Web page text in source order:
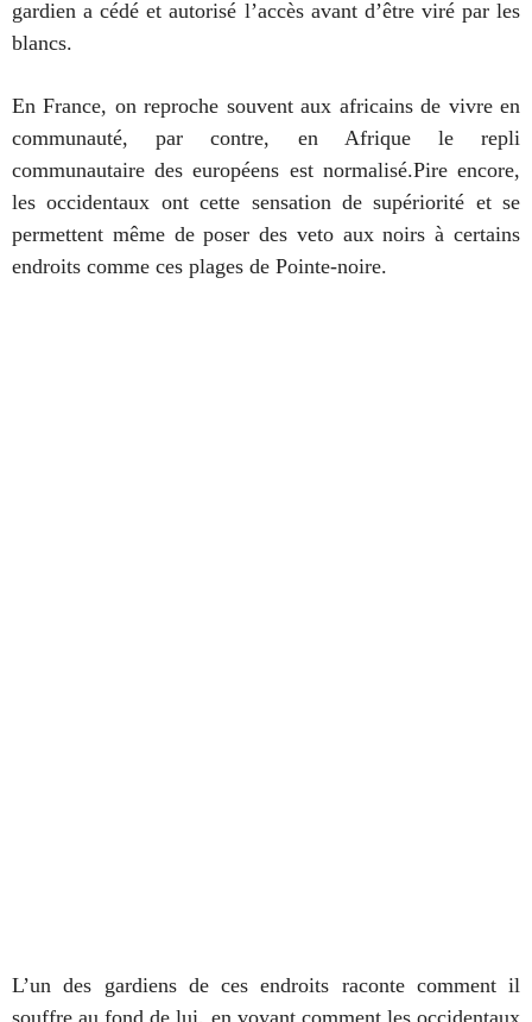
gardien a cédé et autorisé l’accès avant d’être viré par les
blancs.
En France, on reproche souvent aux africains de vivre en
communauté, par contre, en Afrique le repli
communautaire des européens est normalisé.Pire encore,
les occidentaux ont cette sensation de supériorité et se
permettent même de poser des veto aux noirs à certains
endroits comme ces plages de Pointe-noire.
L’un des gardiens de ces endroits raconte comment il